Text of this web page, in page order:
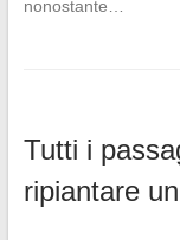
nonostante…
Tutti i
ripiantare